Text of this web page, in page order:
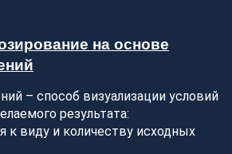
на основе
– способ визуализации условий
результата:
к виду и количеству исходных